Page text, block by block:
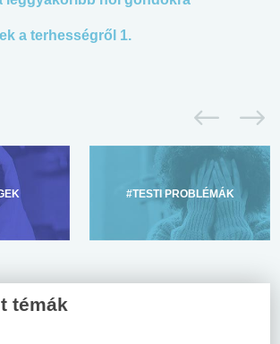
a terhességről 1.
#TESTI PROBLÉMÁK
témák